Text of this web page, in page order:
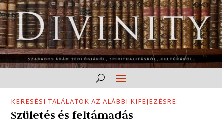
KERESÉSI TALÁLATOK AZ ALÁBBI KIFEJEZÉSRE:
Születés és feltámadás